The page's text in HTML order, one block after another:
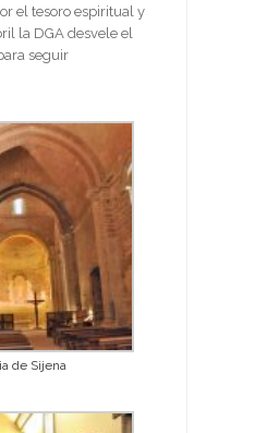
el tesoro espiritual y
la DGA desvele el
seguir
de Sijena